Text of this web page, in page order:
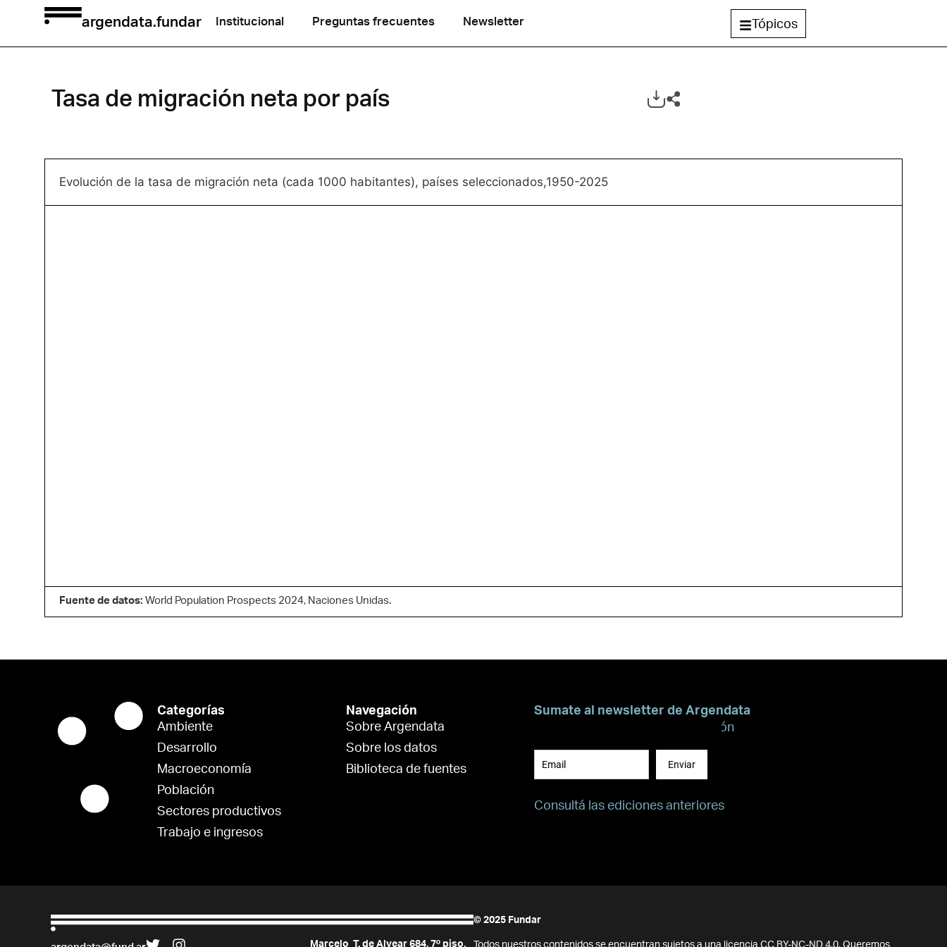
argendata.fundar Institucional Preguntas frecuentes Newsletter Tópicos
Tasa de migración neta por país
Evolución de la tasa de migración neta (cada 1000 habitantes), países seleccionados,1950-2025
Fuente de datos: World Population Prospects 2024, Naciones Unidas.
Categorías
Ambiente
Desarrollo
Macroeconomía
Población
Sectores productivos
Trabajo e ingresos
Navegación
Sobre Argendata
Sobre los datos
Biblioteca de fuentes
Sumate al newsletter de Argendata
Suscribite para recibir información
Enviar
Consultá las ediciones anteriores
© 2025 Fundar